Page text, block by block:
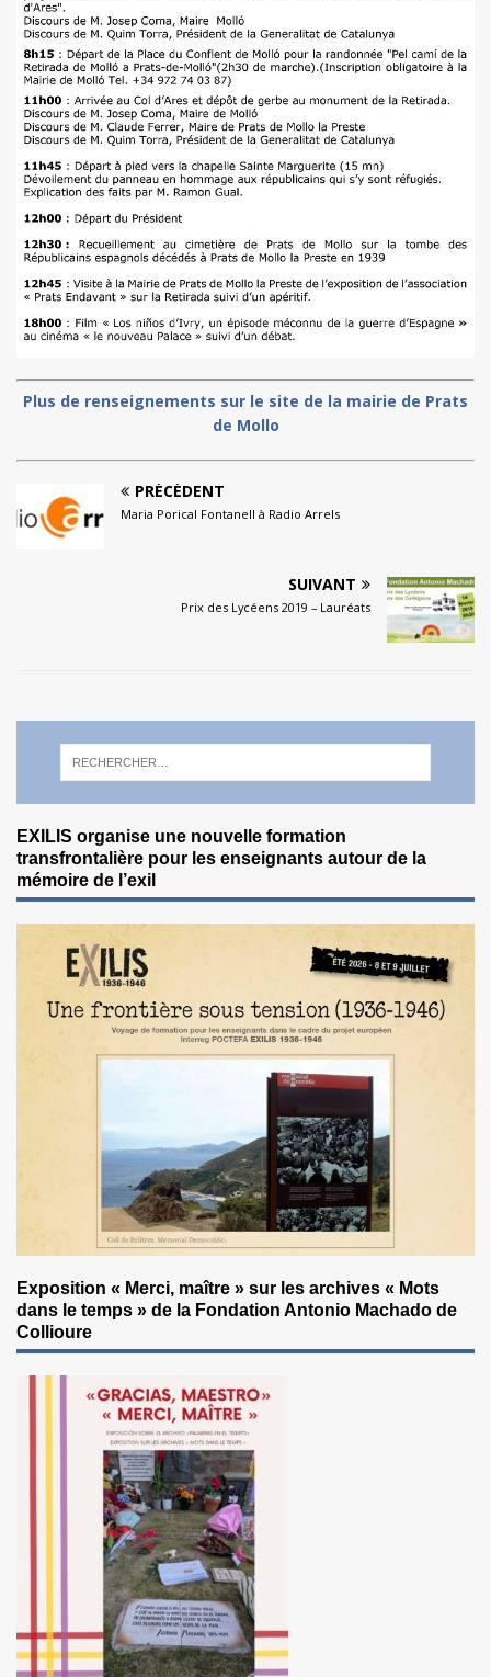
Plus de renseignements sur le site de la mairie de Prats
de Mollo
PRÉCÉDENT
Maria Porical Fontanell à Radio Arrels
SUIVANT
Prix des Lycéens 2019 – Lauréats
EXILIS organise une nouvelle formation
transfrontalière pour les enseignants autour de la
mémoire de l’exil
Exposition « Merci, maître » sur les archives « Mots
dans le temps » de la Fondation Antonio Machado de
Collioure